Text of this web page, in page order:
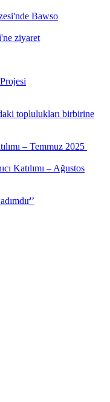
Bawso
ziyaret
toplulukları birbirine
– Temmuz 2025
Katılımı – Ağustos